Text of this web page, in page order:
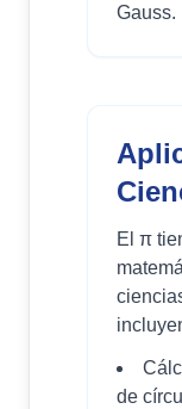
Gauss.
El π
de